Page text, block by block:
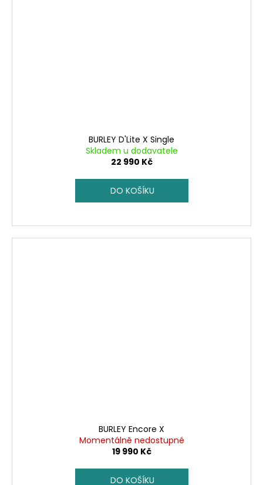
BURLEY D'Lite X Single
Skladem u dodavatele
22 990 Kč
DO KOŠÍKU
BURLEY Encore X
Momentálně nedostupné
19 990 Kč
DO KOŠÍKU